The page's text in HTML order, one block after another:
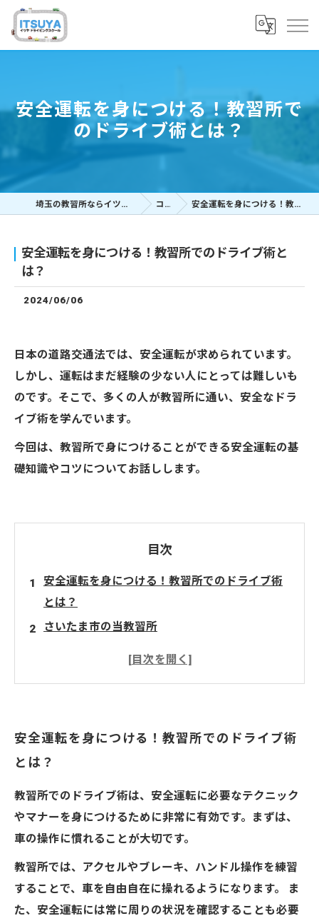
安全運転を身につける！教習所で
のドライブ術とは？
埼玉の教習所ならイツヤドライビングスクール コラム 安全運転を身につける！教習所でのドライブ術とは？
安全運転を身につける！教習所でのドライブ術と
は？
2024/06/06
日本の道路交通法では、安全運転が求められています。
しかし、運転はまだ経験の少ない人にとっては難しいも
のです。そこで、多くの人が教習所に通い、安全なドラ
イブ術を学んでいます。
今回は、教習所で身につけることができる安全運転の基
礎知識やコツについてお話しします。
目次
安全運転を身につける！教習所でのドライブ術
とは？
さいたま市の当教習所
安全運転を身につける！教習所でのドライブ術
とは？
教習所でのドライブ術は、安全運転に必要なテクニック
やマナーを身につけるために非常に有効です。まずは、
車の操作に慣れることが大切です。
教習所では、アクセルやブレーキ、ハンドル操作を練習
することで、車を自由自在に操れるようになります。 ま
た、安全運転には常に周りの状況を確認することも必要